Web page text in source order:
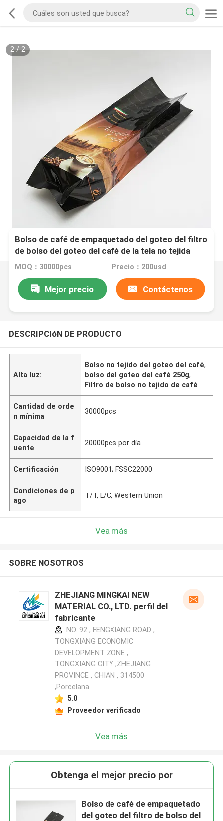
2/2
Bolso de café de empaquetado del goteo del filtro
de bolso del goteo del café de la tela no tejida
MOQ：30000pcs Precio：200usd
Mejor precio Contáctenos
DESCRIPCIóN DE PRODUCTO
Alta luz:
Bolso no tejido del goteo del café,
bolso del goteo del café 250g,
Filtro de bolso no tejido de café
Cantidad de orde
n mínima
30000pcs
Capacidad de la f
uente
20000pcs por día
Certificación ISO9001; FSSC22000
Condiciones de p
ago
T/T, L/C, Western Union
Vea más
SOBRE NOSOTROS
ZHEJIANG MINGKAI NEW
MATERIAL CO., LTD. perfil del
fabricante
NO. 92 , FENGXIANG ROAD ,
TONGXIANG ECONOMIC
DEVELOPMENT ZONE ,
TONGXIANG CITY ,ZHEJIANG
PROVINCE , CHIAN , 314500
,Porcelana
5.0
Proveedor verificado
Vea más
Obtenga el mejor precio por
Bolso de café de empaquetado
del goteo del filtro de bolso del